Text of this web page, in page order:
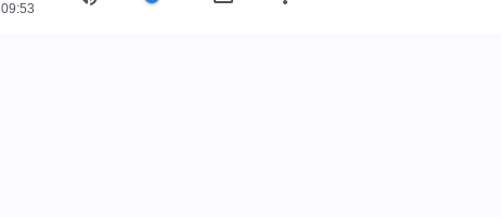
09:53